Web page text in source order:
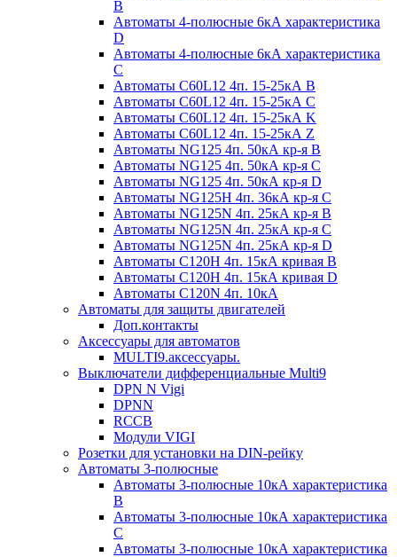
B
Автоматы 4-полюсные 6кА характеристика
D
Автоматы 4-полюсные 6кА характеристика
С
Автоматы C60L12 4п. 15-25кА B
Автоматы C60L12 4п. 15-25кА C
Автоматы C60L12 4п. 15-25кА K
Автоматы C60L12 4п. 15-25кА Z
Автоматы NG125 4п. 50кА кр-я B
Автоматы NG125 4п. 50кА кр-я C
Автоматы NG125 4п. 50кА кр-я D
Автоматы NG125H 4п. 36кА кр-я C
Автоматы NG125N 4п. 25кА кр-я B
Автоматы NG125N 4п. 25кА кр-я C
Автоматы NG125N 4п. 25кА кр-я D
Автоматы С120H 4п. 15кА кривая B
Автоматы С120H 4п. 15кА кривая D
Автоматы С120N 4п. 10кА
Автоматы для защиты двигателей
Доп.контакты
Аксессуары для автоматов
MULTI9.аксессуары.
Выключатели дифференциальные Multi9
DPN N Vigi
DPNN
RCCB
Модули VIGI
Розетки для установки на DIN-рейку
Автоматы 3-полюсные
Автоматы 3-полюсные 10кА характеристика
B
Автоматы 3-полюсные 10кА характеристика
C
Автоматы 3-полюсные 10кА характеристика